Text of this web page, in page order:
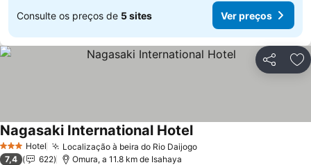
Consulte os preços de 5 sites Ver preços
Partilhar
3 EstrelasHotel Localização à beira do Rio DaijogoVer preços
Nagasaki International HotelVer preços
7,4 622 Omura, a 11.8 km de Isahaya